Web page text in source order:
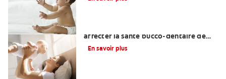
affecter la santé bucco-dentaire de
votre bébé?
En savoir plus